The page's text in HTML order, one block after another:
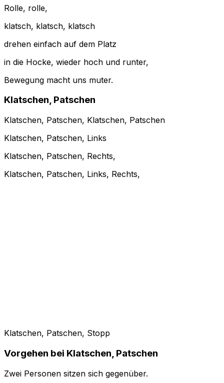
Rolle, rolle,
klatsch, klatsch, klatsch
drehen einfach auf dem Platz
in die Hocke, wieder hoch und runter,
Bewegung macht uns muter.
Klatschen, Patschen
Klatschen, Patschen, Klatschen, Patschen
Klatschen, Patschen, Links
Klatschen, Patschen, Rechts,
Klatschen, Patschen, Links, Rechts,
Klatschen, Patschen, Stopp
Vorgehen bei Klatschen, Patschen
Zwei Personen sitzen sich gegenüber.